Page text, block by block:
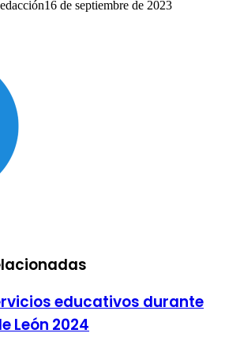
16 de septiembre de 2023
educativos durante
León 2024